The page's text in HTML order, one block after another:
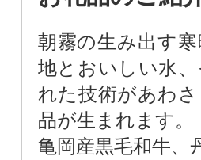
朝霧の生み出す
地とおいしい水
れた技術があわ
品が生まれます。
亀岡産黒毛和牛、